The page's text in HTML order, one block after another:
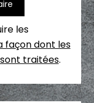
les
façon dont les
traitées.